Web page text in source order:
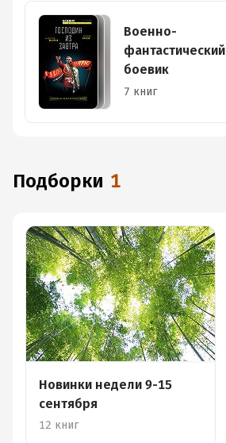
Военно-
фантастический
боевик
7 книг
Подборки 1
Новинки недели 9-15
сентября
12 книг